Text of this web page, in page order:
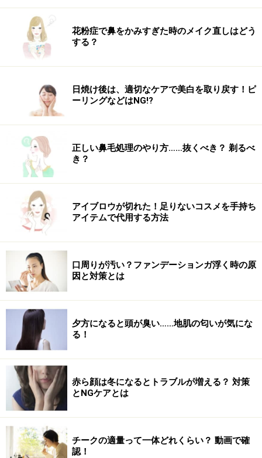
また、全ての方への有効性を保証するものではありません。
花粉症で鼻をかみすぎた時のメイク直しはどう
する？
日焼け後は、適切なケアで美白を取り戻す！ピ
ーリングなどはNG!?
正しい鼻毛処理のやり方……抜くべき？ 剃るべ
き？
アイブロウが切れた！足りないコスメを手持ち
アイテムで代用する方法
口周りが汚い？ファンデーションガ浮く時の原
因と対策とは
夕方になると頭が臭い……地肌の匂いが気にな
る！
赤ら顔は冬になるとトラブルが増える？ 対策
とNGケアとは
チークの適量って一体どれくらい？ 動画で確
認！